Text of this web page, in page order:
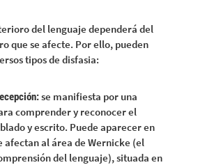
del lenguaje dependerá del
que se afecte. Por ello, pueden
tipos de disfasia:
se manifiesta por una
comprender y reconocer el
y escrito. Puede aparecer en
afectan al área de Wernicke (el
del lenguaje), situada en